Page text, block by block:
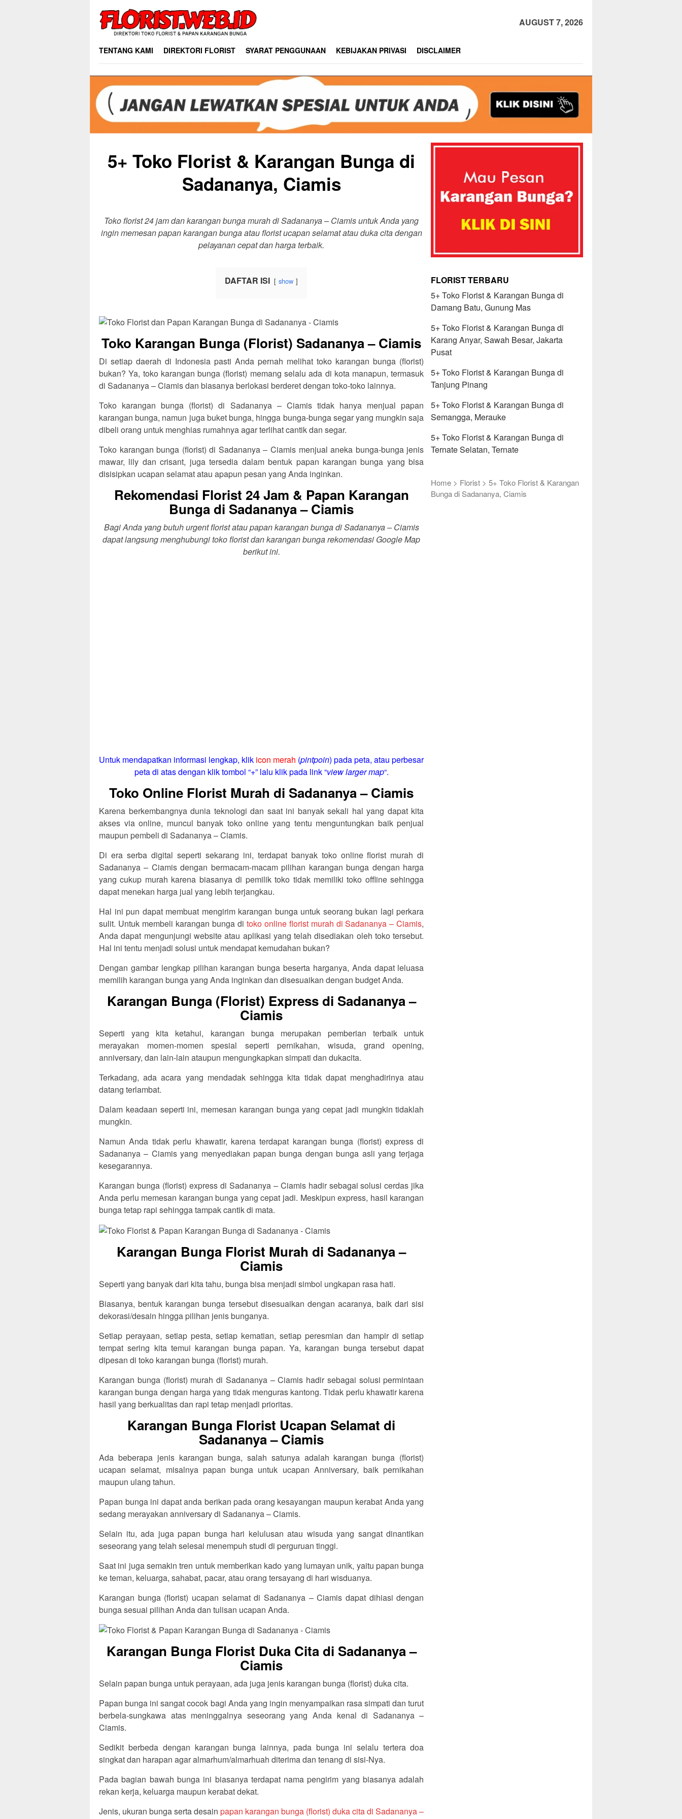
content
AUGUST 7, 2026
TENTANG KAMI DIREKTORI FLORIST SYARAT PENGGUNAAN KEBIJAKAN PRIVASI DISCLAIMER
5+ Toko Florist & Karangan Bunga di
Sadananya, Ciamis
Toko florist 24 jam dan karangan bunga murah di Sadananya – Ciamis untuk Anda yang
ingin memesan papan karangan bunga atau florist ucapan selamat atau duka cita dengan
pelayanan cepat dan harga terbaik.
DAFTAR ISI show
Toko Karangan Bunga (Florist) Sadananya – Ciamis
Di setiap daerah di Indonesia pasti Anda pernah melihat toko karangan bunga (florist)
bukan? Ya, toko karangan bunga (florist) memang selalu ada di kota manapun, termasuk
di Sadananya – Ciamis dan biasanya berlokasi berderet dengan toko-toko lainnya.
Toko karangan bunga (florist) di Sadananya – Ciamis tidak hanya menjual papan
karangan bunga, namun juga buket bunga, hingga bunga-bunga segar yang mungkin saja
dibeli orang untuk menghias rumahnya agar terlihat cantik dan segar.
Toko karangan bunga (florist) di Sadananya – Ciamis menjual aneka bunga-bunga jenis
mawar, lily dan crisant, juga tersedia dalam bentuk papan karangan bunga yang bisa
disisipkan ucapan selamat atau apapun pesan yang Anda inginkan.
Rekomendasi Florist 24 Jam & Papan Karangan
Bunga di Sadananya – Ciamis
Bagi Anda yang butuh urgent florist atau papan karangan bunga di Sadananya – Ciamis
dapat langsung menghubungi toko florist dan karangan bunga rekomendasi Google Map
berikut ini.
Untuk mendapatkan informasi lengkap, klik icon merah (pintpoin) pada peta, atau perbesar
peta di atas dengan klik tombol “+” lalu klik pada link “view larger map“.
Toko Online Florist Murah di Sadananya – Ciamis
Karena berkembangnya dunia teknologi dan saat ini banyak sekali hal yang dapat kita
akses via online, muncul banyak toko online yang tentu menguntungkan baik penjual
maupun pembeli di Sadananya – Ciamis.
Di era serba digital seperti sekarang ini, terdapat banyak toko online florist murah di
Sadananya – Ciamis dengan bermacam-macam pilihan karangan bunga dengan harga
yang cukup murah karena biasanya di pemilik toko tidak memiliki toko offline sehingga
dapat menekan harga jual yang lebih terjangkau.
Hal ini pun dapat membuat mengirim karangan bunga untuk seorang bukan lagi perkara
sulit. Untuk membeli karangan bunga di toko online florist murah di Sadananya – Ciamis,
Anda dapat mengunjungi website atau aplikasi yang telah disediakan oleh toko tersebut.
Hal ini tentu menjadi solusi untuk mendapat kemudahan bukan?
Dengan gambar lengkap pilihan karangan bunga beserta harganya, Anda dapat leluasa
memilih karangan bunga yang Anda inginkan dan disesuaikan dengan budget Anda.
Karangan Bunga (Florist) Express di Sadananya –
Ciamis
Seperti yang kita ketahui, karangan bunga merupakan pemberian terbaik untuk
merayakan momen-momen spesial seperti pernikahan, wisuda, grand opening,
anniversary, dan lain-lain ataupun mengungkapkan simpati dan dukacita.
Terkadang, ada acara yang mendadak sehingga kita tidak dapat menghadirinya atau
datang terlambat.
Dalam keadaan seperti ini, memesan karangan bunga yang cepat jadi mungkin tidaklah
mungkin.
Namun Anda tidak perlu khawatir, karena terdapat karangan bunga (florist) express di
Sadananya – Ciamis yang menyediakan papan bunga dengan bunga asli yang terjaga
kesegarannya.
Karangan bunga (florist) express di Sadananya – Ciamis hadir sebagai solusi cerdas jika
Anda perlu memesan karangan bunga yang cepat jadi. Meskipun express, hasil karangan
bunga tetap rapi sehingga tampak cantik di mata.
Karangan Bunga Florist Murah di Sadananya –
Ciamis
Seperti yang banyak dari kita tahu, bunga bisa menjadi simbol ungkapan rasa hati.
Biasanya, bentuk karangan bunga tersebut disesuaikan dengan acaranya, baik dari sisi
dekorasi/desain hingga pilihan jenis bunganya.
Setiap perayaan, setiap pesta, setiap kematian, setiap peresmian dan hampir di setiap
tempat sering kita temui karangan bunga papan. Ya, karangan bunga tersebut dapat
dipesan di toko karangan bunga (florist) murah.
Karangan bunga (florist) murah di Sadananya – Ciamis hadir sebagai solusi permintaan
karangan bunga dengan harga yang tidak menguras kantong. Tidak perlu khawatir karena
hasil yang berkualitas dan rapi tetap menjadi prioritas.
Karangan Bunga Florist Ucapan Selamat di
Sadananya – Ciamis
Ada beberapa jenis karangan bunga, salah satunya adalah karangan bunga (florist)
ucapan selamat, misalnya papan bunga untuk ucapan Anniversary, baik pernikahan
maupun ulang tahun.
Papan bunga ini dapat anda berikan pada orang kesayangan maupun kerabat Anda yang
sedang merayakan anniversary di Sadananya – Ciamis.
Selain itu, ada juga papan bunga hari kelulusan atau wisuda yang sangat dinantikan
seseorang yang telah selesai menempuh studi di perguruan tinggi.
Saat ini juga semakin tren untuk memberikan kado yang lumayan unik, yaitu papan bunga
ke teman, keluarga, sahabat, pacar, atau orang tersayang di hari wisduanya.
Karangan bunga (florist) ucapan selamat di Sadananya – Ciamis dapat dihiasi dengan
bunga sesuai pilihan Anda dan tulisan ucapan Anda.
Karangan Bunga Florist Duka Cita di Sadananya –
Ciamis
Selain papan bunga untuk perayaan, ada juga jenis karangan bunga (florist) duka cita.
Papan bunga ini sangat cocok bagi Anda yang ingin menyampaikan rasa simpati dan turut
berbela-sungkawa atas meninggalnya seseorang yang Anda kenal di Sadananya –
Ciamis.
Sedikit berbeda dengan karangan bunga lainnya, pada bunga ini selalu tertera doa
singkat dan harapan agar almarhum/almarhuah diterima dan tenang di sisi-Nya.
Pada bagian bawah bunga ini biasanya terdapat nama pengirim yang biasanya adalah
rekan kerja, keluarga maupun kerabat dekat.
Jenis, ukuran bunga serta desainpapan karangan bunga (florist) duka cita di Sadananya –
FLORIST TERBARU
5+ Toko Florist & Karangan Bunga di
Damang Batu, Gunung Mas
5+ Toko Florist & Karangan Bunga di
Karang Anyar, Sawah Besar, Jakarta
Pusat
5+ Toko Florist & Karangan Bunga di
Tanjung Pinang
5+ Toko Florist & Karangan Bunga di
Semangga, Merauke
5+ Toko Florist & Karangan Bunga di
Ternate Selatan, Ternate
Home > Florist >5+ Toko Florist & Karangan
Bunga di Sadananya, Ciamis